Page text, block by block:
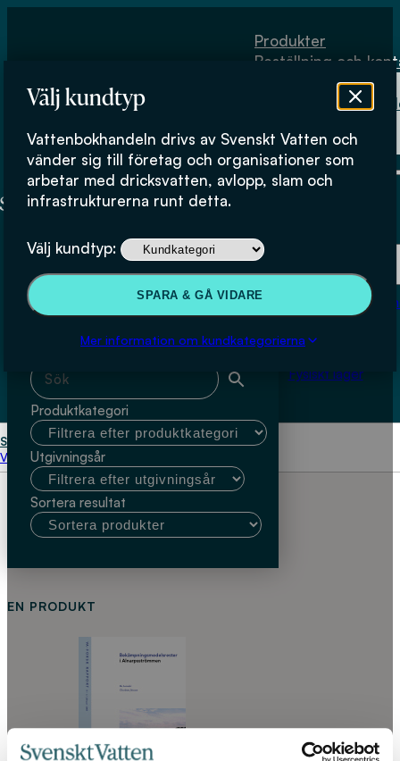
Välj kundtyp
Vattenbokhandeln drivs av Svenskt Vatten och
vänder sig till företag och organisationer som
arbetar med dricksvatten, avlopp, slam och
infrastrukturerna runt detta.
Välj kundtyp:
SPARA & GÅ VIDARE
Mer information om kundkategorierna
Produkter
Beställning och
Fysiskt lager
Beställning och kontakt
Om
Köpvillkor
Fysiskt lager
Start Charlotte Jönsson
Välj kundtyp
Charlotte Jönsson
Sök & filtrera
Sök med fritext
Produktkategori
Utgivningsår
Sortera resultat
EN PRODUKT